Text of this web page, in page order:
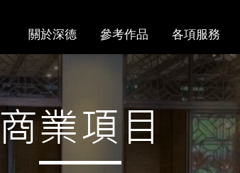
關於深德 參考作品 各項服務
商業項目